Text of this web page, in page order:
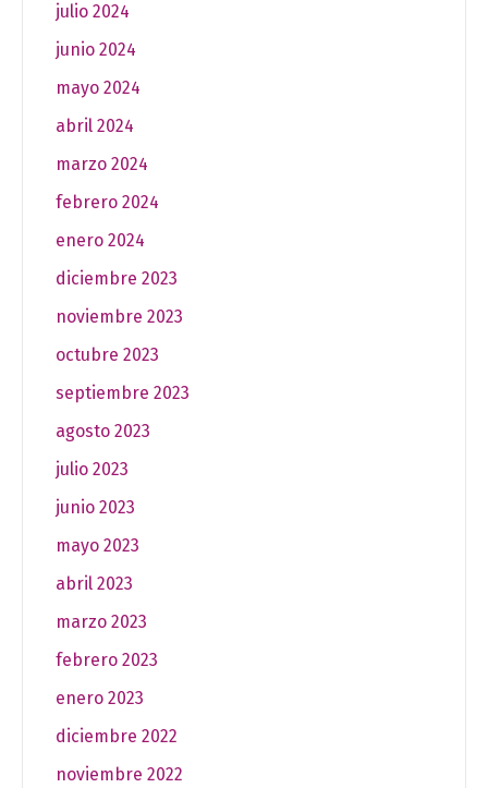
julio 2024
junio 2024
mayo 2024
abril 2024
marzo 2024
febrero 2024
enero 2024
diciembre 2023
noviembre 2023
octubre 2023
septiembre 2023
agosto 2023
julio 2023
junio 2023
mayo 2023
abril 2023
marzo 2023
febrero 2023
enero 2023
diciembre 2022
noviembre 2022